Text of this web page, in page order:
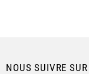
NOUS SUIVRE